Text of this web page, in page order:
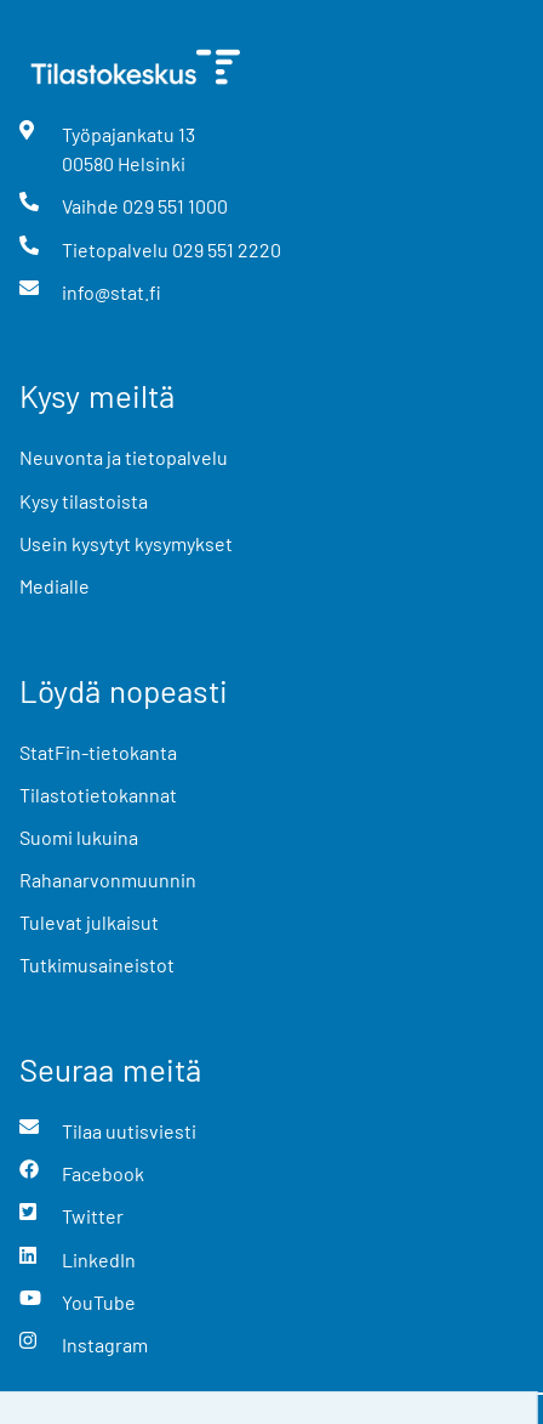
Työpajankatu 13
00580 Helsinki
Vaihde 029 551 1000
Tietopalvelu 029 551 2220
info@stat.fi
Kysy meiltä
Neuvonta ja tietopalvelu
Kysy tilastoista
Usein kysytyt kysymykset
Medialle
Löydä nopeasti
StatFin-tietokanta
Tilastotietokannat
Suomi lukuina
Rahanarvonmuunnin
Tulevat julkaisut
Tutkimusaineistot
Seuraa meitä
Tilaa uutisviesti
Facebook
Twitter
LinkedIn
YouTube
Instagram